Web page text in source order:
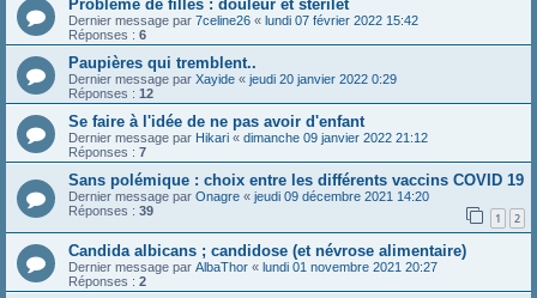
Problème de filles : douleur et stérilet
Dernier message par 7celine26 « lundi 07 février 2022 15:42
Réponses : 6
Paupières qui tremblent..
Dernier message par Xayide « jeudi 20 janvier 2022 0:29
Réponses : 12
Se faire à l'idée de ne pas avoir d'enfant
Dernier message par Hikari « dimanche 09 janvier 2022 21:12
Réponses : 7
Sans polémique : choix entre les différents vaccins COVID 19
Dernier message par Onagre « jeudi 09 décembre 2021 14:20
Réponses : 39 1 2
Candida albicans ; candidose (et névrose alimentaire)
Dernier message par AlbaThor « lundi 01 novembre 2021 20:27
Réponses : 2